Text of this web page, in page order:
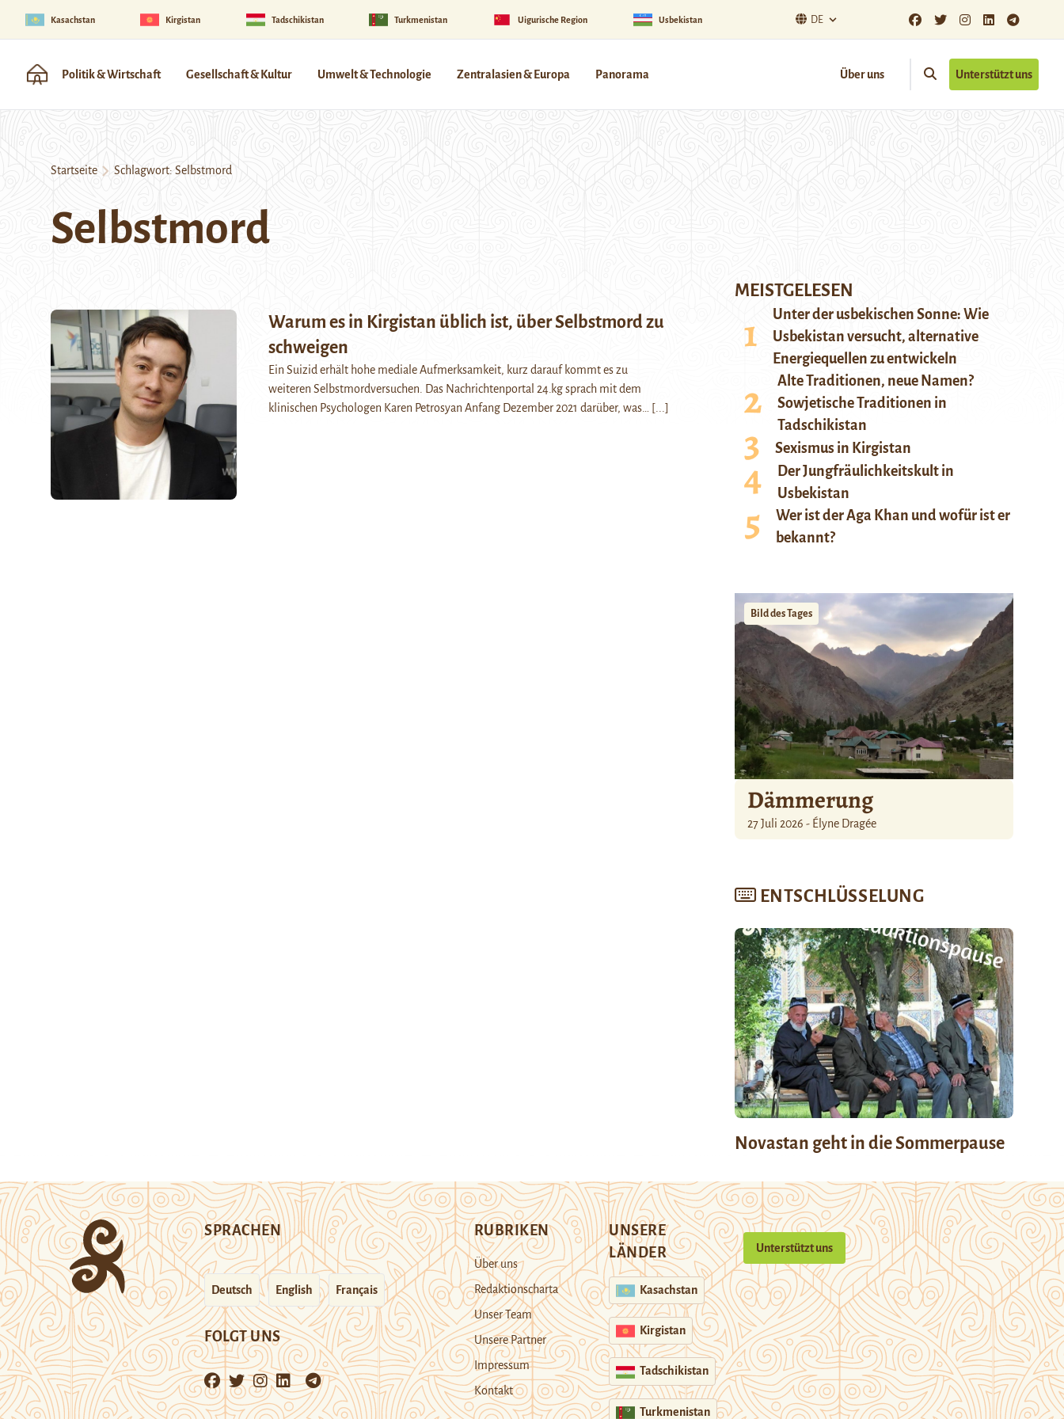
Kasachstan Kirgistan Tadschikistan Turkmenistan Uigurische Region Usbekistan DE
Politik & Wirtschaft Gesellschaft & Kultur Umwelt & Technologie Zentralasien & Europa Panorama Über uns Unterstützt uns
Startseite Schlagwort: Selbstmord
Selbstmord
Warum es in Kirgistan üblich ist, über Selbstmord zu
schweigen
Ein Suizid erhält hohe mediale Aufmerksamkeit, kurz darauf kommt es zu
weiteren Selbstmordversuchen. Das Nachrichtenportal 24.kg sprach mit dem
klinischen Psychologen Karen Petrosyan Anfang Dezember 2021 darüber, was…
[...]
MEISTGELESEN
Unter der usbekischen Sonne: Wie
Usbekistan versucht, alternative
Energiequellen zu entwickeln
Alte Traditionen, neue Namen?
Sowjetische Traditionen in
Tadschikistan
Sexismus in Kirgistan
Der Jungfräulichkeitskult in
Usbekistan
Wer ist der Aga Khan und wofür ist er
bekannt?
Bild des Tages
Dämmerung
27 Juli 2026 - Élyne Dragée
ENTSCHLÜSSELUNG
Novastan geht in die Sommerpause
SPRACHEN
Deutsch English Français
FOLGT UNS
RUBRIKEN
Über uns
Redaktionscharta
Unser Team
Unsere Partner
Impressum
Kontakt
UNSERE
LÄNDER
Kasachstan
Kirgistan
Tadschikistan
Turkmenistan
Unterstützt uns